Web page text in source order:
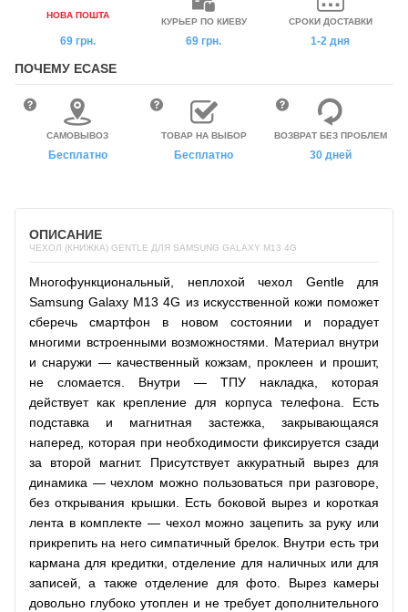
НОВА ПОШТА
69 грн.
КУРЬЕР ПО КИЕВУ
69 грн.
СРОКИ ДОСТАВКИ
1-2 дня
ПОЧЕМУ ECASE
САМОВЫВОЗ
Бесплатно
ТОВАР НА ВЫБОР
Бесплатно
ВОЗВРАТ БЕЗ ПРОБЛЕМ
30 дней
ОПИСАНИЕ
ЧЕХОЛ (КНИЖКА) GENTLE ДЛЯ SAMSUNG GALAXY M13 4G
Многофункциональный, неплохой чехол Gentle для
Samsung Galaxy M13 4G из искусственной кожи поможет
сберечь смартфон в новом состоянии и порадует
многими встроенными возможностями. Материал внутри
и снаружи — качественный кожзам, проклеен и прошит,
не сломается. Внутри — ТПУ накладка, которая
действует как крепление для корпуса телефона. Есть
подставка и магнитная застежка, закрывающаяся
наперед, которая при необходимости фиксируется сзади
за второй магнит. Присутствует аккуратный вырез для
динамика — чехлом можно пользоваться при разговоре,
без открывания крышки. Есть боковой вырез и короткая
лента в комплекте — чехол можно зацепить за руку или
прикрепить на него симпатичный брелок. Внутри есть три
кармана для кредитки, отделение для наличных или для
записей, а также отделение для фото. Вырез камеры
довольно глубоко утоплен и не требует дополнительного